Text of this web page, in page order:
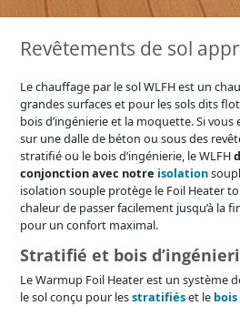
Revêtements de sol
Le chauffage par le sol WLFH est un
grandes surfaces et pour les sols dits
bois d’ingénierie et la moquette. Si
sur une dalle de béton ou sous des
stratifié ou le bois d’ingénierie, le WLFH
conjonction avec notre isolation
isolation souple protège le Foil Heater
chaleur de passer facilement jusqu’à la
pour un confort maximal.
Stratifié et bois
Le Warmup Foil Heater est un système
le sol conçu pour lesstratifiéset le